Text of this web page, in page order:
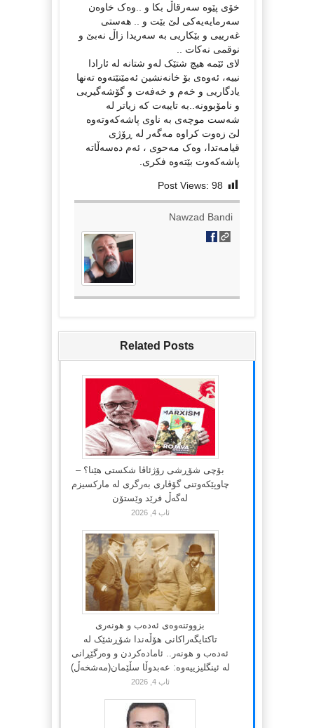
خۆی پێوە سەرقاڵ بکا و ..وەک خاوەن
سەرمایەیەکی لێ بێت و .. هەستی
غەرییی و بێکاریی بە سەریدا زاڵ نەبێ و
نوقمی نەکات ..
لای ئێمە هیچ شتێک لەو شتانە لە ئارادا
نییە، ئەوەی بۆ خانەنشین ئەمێنێتەوە تەنها
یادگاریی و خەم و خەفەت و گۆشەگیریی
و نامۆبوونە..بە تایبەت کە زیاتر لە
شەست موچەی بە ناوی پاشەکەوتەوە
لێ زەوت کراوە مەگەر لە ڕۆژی
قیامەتدا، وەک مەحوی ، ئەم دەسەڵاتە
پاشەکەوت بێتەوە فکری.
Post Views: 98
Nawzad Bandi
Related Posts
بۆچی شۆڕشی رۆژئاڤا شکستی هێنا؟ –
چاوپێکەوتنی گۆڤاری بەرگری لە مارکسیزم
لەگەڵ فرێد وێستۆن
ئاب 4, 2026
بزووتنەوەی ئەدەب و هونەری
تاکتایگەراکانی هۆڵەندا شۆڕشێک لە
ئەدەب و هونەر.. ئامادەکردن و وەرگێڕانی
لە ئینگلیزییەوە: عەبدوڵا سڵێمان(مەشخەڵ)
ئاب 4, 2026